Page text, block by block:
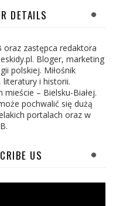
DETAILS
oraz zastępca redaktora
Bloger, marketing
polskiej. Miłośnik
i historii.
– Bielsku-Białej.
pochwalić się dużą
portalach oraz w
US